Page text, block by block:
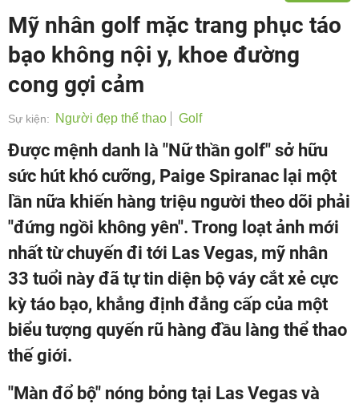
Mỹ nhân golf mặc trang phục táo
bạo không nội y, khoe đường
cong gợi cảm
Sự kiện: Người đẹp thể thao Golf
Được mệnh danh là "Nữ thần golf" sở hữu
sức hút khó cưỡng, Paige Spiranac lại một
lần nữa khiến hàng triệu người theo dõi phải
"đứng ngồi không yên". Trong loạt ảnh mới
nhất từ chuyến đi tới Las Vegas, mỹ nhân
33 tuổi này đã tự tin diện bộ váy cắt xẻ cực
kỳ táo bạo, khẳng định đẳng cấp của một
biểu tượng quyến rũ hàng đầu làng thể thao
thế giới.
"Màn đổ bộ" nóng bỏng tại Las Vegas và